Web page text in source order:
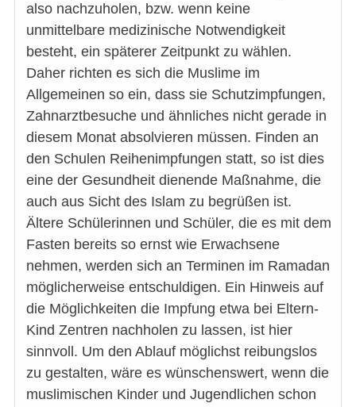
also nachzuholen, bzw. wenn keine
unmittelbare medizinische Notwendigkeit
besteht, ein späterer Zeitpunkt zu wählen.
Daher richten es sich die Muslime im
Allgemeinen so ein, dass sie Schutzimpfungen,
Zahnarztbesuche und ähnliches nicht gerade in
diesem Monat absolvieren müssen. Finden an
den Schulen Reihenimpfungen statt, so ist dies
eine der Gesundheit dienende Maßnahme, die
auch aus Sicht des Islam zu begrüßen ist.
Ältere Schülerinnen und Schüler, die es mit dem
Fasten bereits so ernst wie Erwachsene
nehmen, werden sich an Terminen im Ramadan
möglicherweise entschuldigen. Ein Hinweis auf
die Möglichkeiten die Impfung etwa bei Eltern-
Kind Zentren nachholen zu lassen, ist hier
sinnvoll. Um den Ablauf möglichst reibungslos
zu gestalten, wäre es wünschenswert, wenn die
muslimischen Kinder und Jugendlichen schon